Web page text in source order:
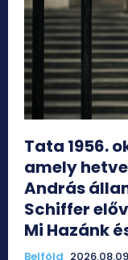
Tata 1956.
amely
András
Schiffer
Mi Hazánk
Belföld